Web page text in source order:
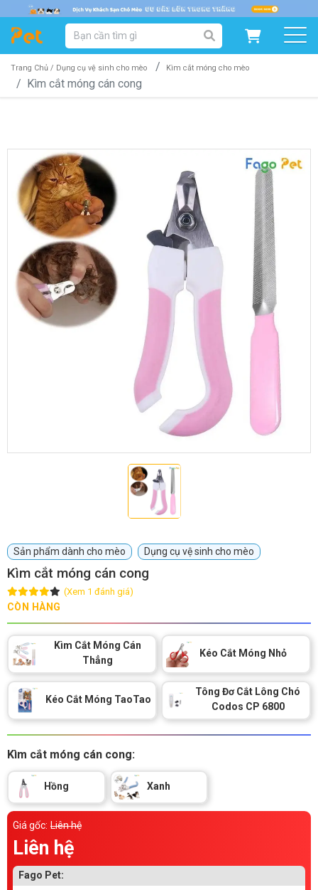
DANH MỤC SẢN PHẨM
SẢN PHẨM DÀNH CHO MÈO SẢN PHẨM DÀNH CHO CHÓ
Khách sạn chó mèo
Dịch vụ cắt tỉa lông chó
Dịch vụ mua bán chó
mèo
Dịch vụ phối giống chó
mèo
TIN TỨC
Thông tin về khách sạn,
spa cho thú cưng
Thông tin về mèo
Chính sách mua hàng
Chính sách bảo hành
LIÊN HỆ
Trang Chủ / Dụng cụ vệ sinh cho mèo Kìm cắt móng cho mèo
Kìm cắt móng cán cong
Sản phẩm dành cho mèo Dụng cụ vệ sinh cho mèo
Kìm cắt móng cán cong
(Xem 1 đánh giá)
CÒN HÀNG
Kìm Cắt Móng Cán
Thẳng
Kéo Cắt Móng Nhỏ
Kéo Cắt Móng TaoTao
Tông Đơ Cắt Lông Chó
Codos CP 6800
Kìm cắt móng cán cong:
Hồng Xanh
Giá gốc: Liên hệ
Liên hệ
Fago Pet: